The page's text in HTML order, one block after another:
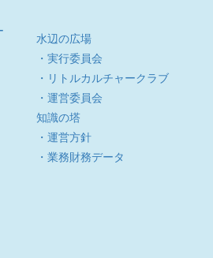
水辺の広場
・実行委員会
・リトルカルチャークラブ
・運営委員会
知識の塔
・運営方針
・業務財務データ